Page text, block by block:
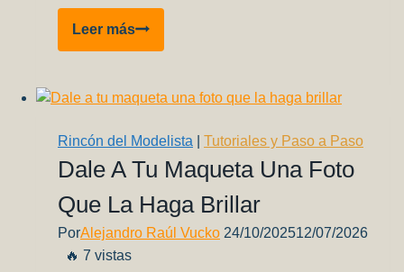
Leer másRevisión
Enciclopedia
Modelismo
Vol
5/6
–
Pasos
finales
Rincón del Modelista Tutoriales y Paso a Paso
Dale A Tu Maqueta Una Foto
Que La Haga Brillar
PorAlejandro Raúl Vucko 24/10/202512/07/2026
🔥 7 vistas